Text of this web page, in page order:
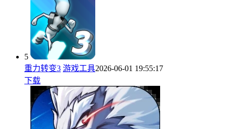
5
重力转变3 游戏工具2026-06-01 19:55:17
下载